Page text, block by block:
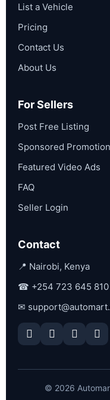
List a Vehicle
Pricing
Contact Us
About Us
For Sellers
Post Free Listing
Sponsored
Featured Video Ads
FAQ
Seller Login
Contact
📍 Nairobi, Kenya
☎ +254 723 645 810
✉
© 2026